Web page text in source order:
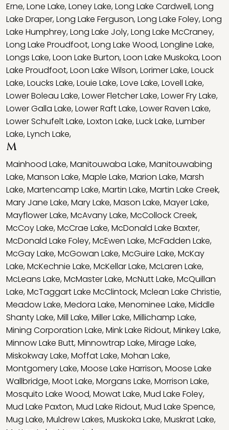
Erne,Lone Lake,Loney Lake,Long Lake Cardwell,Long
Lake Draper,Long Lake Ferguson,Long Lake Foley,Long
Lake Humphrey,Long Lake Joly,Long Lake McCraney,
Long Lake Proudfoot,Long Lake Wood,Longline Lake,
Longs Lake,Loon Lake Burton,Loon Lake Muskoka,Loon
Lake Proudfoot,Loon Lake Wilson,Lorimer Lake,Louck
Lake,Loucks Lake,Louie Lake,Love Lake,Lovell Lake,
Lower Boleau Lake,Lower Fletcher Lake,Lower Fry Lake,
Lower Galla Lake,Lower Raft Lake,Lower Raven Lake,
Lower Schufelt Lake,Loxton Lake,Luck Lake,Lumber
Lake,Lynch Lake,
M
Mainhood Lake,Manitouwaba Lake,Manitouwabing
Lake,Manson Lake,Maple Lake,Marion Lake,Marsh
Lake,Martencamp Lake,Martin Lake,Martin Lake Creek,
Mary Jane Lake,Mary Lake,Mason Lake,Mayer Lake,
Mayflower Lake,McAvany Lake,McCollock Creek,
McCoy Lake,McCrae Lake,McDonald Lake Baxter,
McDonald Lake Foley,McEwen Lake,McFadden Lake,
McGay Lake,McGowan Lake,McGuire Lake,McKay
Lake,McKechnie Lake,McKellar Lake,McLaren Lake,
McLeans Lake,McMaster Lake,McNutt Lake,McQuillan
Lake,McTaggart Lake McClintock,Mclean Lake Christie,
Meadow Lake,Medora Lake,Menominee Lake,Middle
Shanty Lake,Mill Lake,Miller Lake,Millichamp Lake,
Mining Corporation Lake,Mink Lake Ridout,Minkey Lake,
Minnow Lake Butt,Minnowtrap Lake,Mirage Lake,
Miskokway Lake,Moffat Lake,Mohan Lake,
Montgomery Lake,Moose Lake Harrison,Moose Lake
Wallbridge,Moot Lake,Morgans Lake,Morrison Lake,
Mosquito Lake Wood,Mowat Lake,Mud Lake Foley,
Mud Lake Paxton,Mud Lake Ridout,Mud Lake Spence,
Mug Lake,Muldrew Lakes,Muskoka Lake,Muskrat Lake,